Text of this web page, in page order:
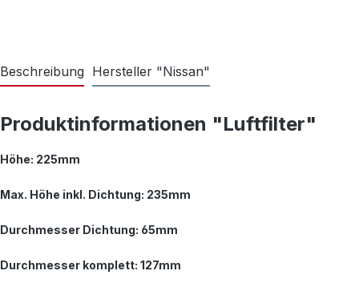
Beschreibung Hersteller "Nissan"
Produktinformationen "Luftfilter"
Höhe: 225mm
Max. Höhe inkl. Dichtung: 235mm
Durchmesser Dichtung: 65mm
Durchmesser komplett: 127mm